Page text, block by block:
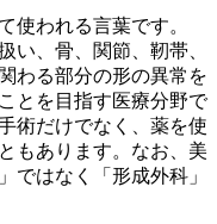
使われる言葉です。
い、骨、関節、靭帯、
わる部分の形の異常を
とを目指す医療分野で
術だけでなく、薬を使
もあります。なお、美
ではなく「形成外科」